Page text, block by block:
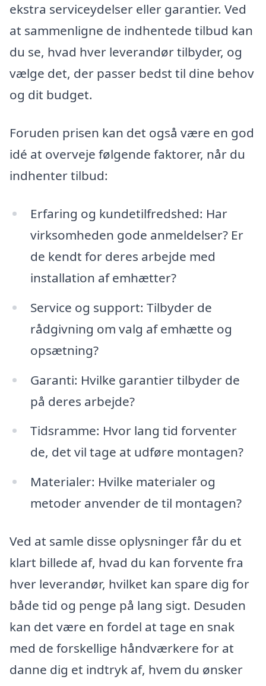
ekstra serviceydelser eller garantier. Ved
at sammenligne de indhentede tilbud kan
du se, hvad hver leverandør tilbyder, og
vælge det, der passer bedst til dine behov
og dit budget.
Foruden prisen kan det også være en god
idé at overveje følgende faktorer, når du
indhenter tilbud:
Erfaring og kundetilfredshed: Har
virksomheden gode anmeldelser? Er
de kendt for deres arbejde med
installation af emhætter?
Service og support: Tilbyder de
rådgivning om valg af emhætte og
opsætning?
Garanti: Hvilke garantier tilbyder de
på deres arbejde?
Tidsramme: Hvor lang tid forventer
de, det vil tage at udføre montagen?
Materialer: Hvilke materialer og
metoder anvender de til montagen?
Ved at samle disse oplysninger får du et
klart billede af, hvad du kan forvente fra
hver leverandør, hvilket kan spare dig for
både tid og penge på lang sigt. Desuden
kan det være en fordel at tage en snak
med de forskellige håndværkere for at
danne dig et indtryk af, hvem du ønsker